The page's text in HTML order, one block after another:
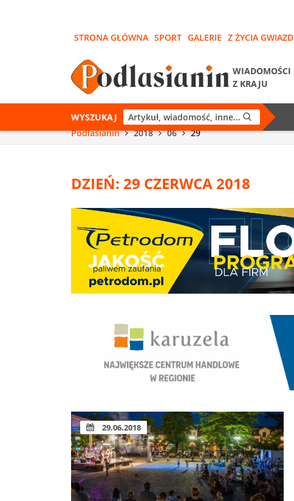
STRONA GŁÓWNA SPORT GALERIE Z ŻYCIA GWIAZD
WIADOMOŚCI
Z KRAJU
WYSZUKAJ
Podlasianin
2018 06 29
DZIEŃ: 29 CZERWCA 2018
29.06.2018